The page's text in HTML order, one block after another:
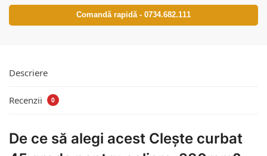
Comandă rapidă - 0734.682.111
Descriere
Recenzii 0
De ce să alegi acest Clește curbat